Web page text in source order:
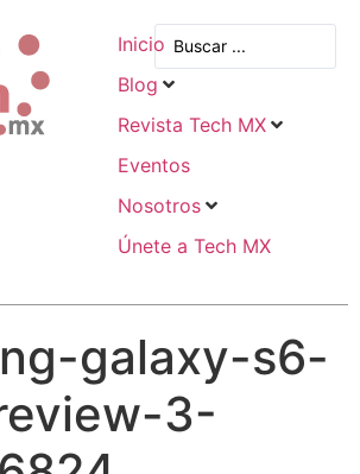
Inicio
Blog
Revista Tech MX
Eventos
Nosotros
Únete a Tech MX
galaxy-s6-
3-